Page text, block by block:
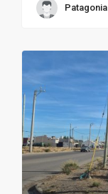
Patagonia